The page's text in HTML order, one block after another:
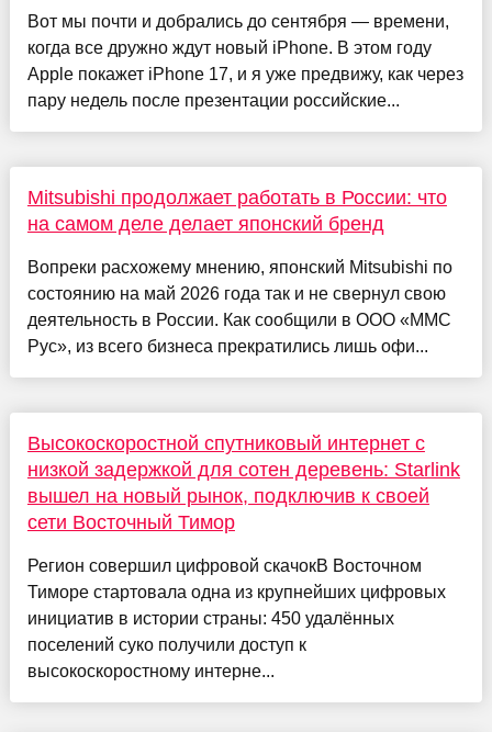
Вот мы почти и добрались до сентября — времени,
когда все дружно ждут новый iPhone. В этом году
Apple покажет iPhone 17, и я уже предвижу, как через
пару недель после презентации российские...
Mitsubishi продолжает работать в России: что
на самом деле делает японский бренд
Вопреки расхожему мнению, японский Mitsubishi по
состоянию на май 2026 года так и не свернул свою
деятельность в России. Как сообщили в ООО «ММС
Рус», из всего бизнеса прекратились лишь офи...
Высокоскоростной спутниковый интернет с
низкой задержкой для сотен деревень: Starlink
вышел на новый рынок, подключив к своей
сети Восточный Тимор
Регион совершил цифровой скачокВ Восточном
Тиморе стартовала одна из крупнейших цифровых
инициатив в истории страны: 450 удалённых
поселений суко получили доступ к
высокоскоростному интерне...